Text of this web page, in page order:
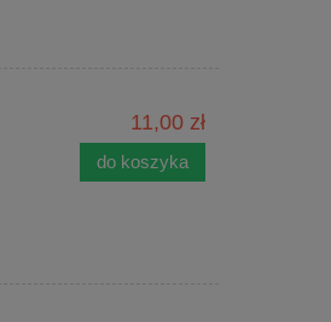
11,00 zł
do koszyka